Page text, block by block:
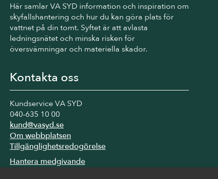
Kontakta oss
Här samlar VA SYD information och inspiration om
skyfallshantering och hur du kan göra plats för
vattnet på din tomt. Syftet är att avlasta
ledningsnätet och minska risken för
översvämningar och materiella skador.
Kundservice VA SYD
040-635 10 00
kund@vasyd.se
Om webbplatsen
Tillgänglighetsredogörelse
Hantera medgivande